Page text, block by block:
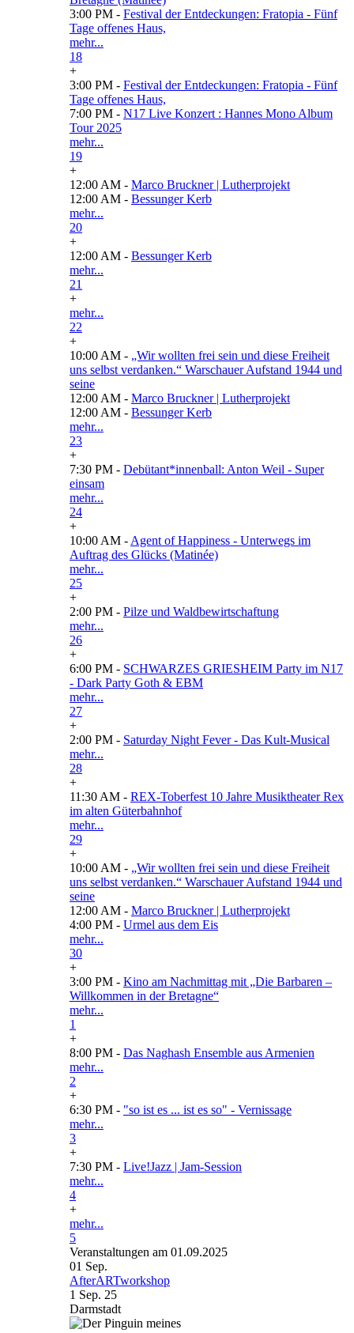
3:00 PM - Festival der Entdeckungen: Fratopia - Fünf
Tage offenes Haus,
mehr...
18
+
3:00 PM - Festival der Entdeckungen: Fratopia - Fünf
Tage offenes Haus,
7:00 PM - N17 Live Konzert : Hannes Mono Album
Tour 2025
mehr...
19
+
12:00 AM - Marco Bruckner | Lutherprojekt
12:00 AM - Bessunger Kerb
mehr...
20
+
12:00 AM - Bessunger Kerb
mehr...
21
+
mehr...
22
+
10:00 AM - „Wir wollten frei sein und diese Freiheit
uns selbst verdanken.“ Warschauer Aufstand 1944 und
seine
12:00 AM - Marco Bruckner | Lutherprojekt
12:00 AM - Bessunger Kerb
mehr...
23
+
7:30 PM - Debütant*innenball: Anton Weil - Super
einsam
mehr...
24
+
10:00 AM - Agent of Happiness - Unterwegs im
Auftrag des Glücks (Matinée)
mehr...
25
+
2:00 PM - Pilze und Waldbewirtschaftung
mehr...
26
+
6:00 PM - SCHWARZES GRIESHEIM Party im N17
- Dark Party Goth & EBM
mehr...
27
+
2:00 PM - Saturday Night Fever - Das Kult-Musical
mehr...
28
+
11:30 AM - REX-Toberfest 10 Jahre Musiktheater Rex
im alten Güterbahnhof
mehr...
29
+
10:00 AM - „Wir wollten frei sein und diese Freiheit
uns selbst verdanken.“ Warschauer Aufstand 1944 und
seine
12:00 AM - Marco Bruckner | Lutherprojekt
4:00 PM - Urmel aus dem Eis
mehr...
30
+
3:00 PM - Kino am Nachmittag mit „Die Barbaren –
Willkommen in der Bretagne“
mehr...
1
+
8:00 PM - Das Naghash Ensemble aus Armenien
mehr...
2
+
6:30 PM - "so ist es ... ist es so" - Vernissage
mehr...
3
+
7:30 PM - Live!Jazz | Jam-Session
mehr...
4
+
mehr...
5
Veranstaltungen am 01.09.2025
01 Sep.
AfterARTworkshop
1 Sep. 25
Darmstadt